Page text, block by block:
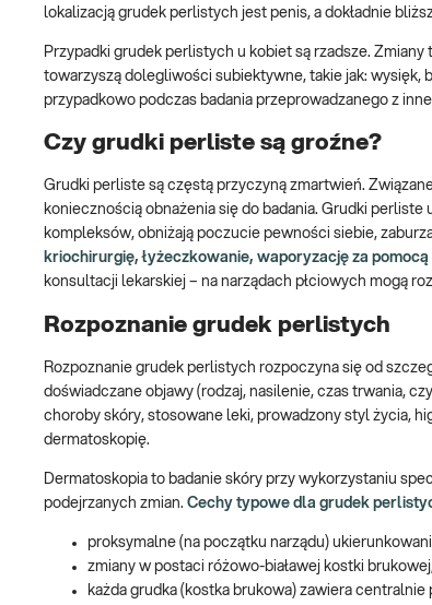
lokalizacją grudek perlistych jest penis, a dokładnie
Przypadki grudek perlistych u kobiet są rzadsze.
towarzyszą dolegliwości subiektywne, takie jak:
przypadkowo podczas badania przeprowadzanego z
Czy grudki perliste są groźne?
Grudki perliste są częstą przyczyną zmartwień.
koniecznością obnażenia się do badania. Grudki
kompleksów, obniżają poczucie pewności siebie,
kriochirurgię, łyżeczkowanie, waporyzację za
konsultacji lekarskiej – na narządach płciowych mogą
Rozpoznanie grudek perlistych
Rozpoznanie grudek perlistych rozpoczyna się od
doświadczane objawy (rodzaj, nasilenie, czas trwania,
choroby skóry, stosowane leki, prowadzony styl życia,
dermatoskopię.
Dermatoskopia to badanie skóry przy wykorzystaniu
podejrzanych zmian. Cechy typowe dla grudek
proksymalne (na początku narządu)
zmiany w postaci różowo-białawej kostki
każda grudka (kostka brukowa) zawiera